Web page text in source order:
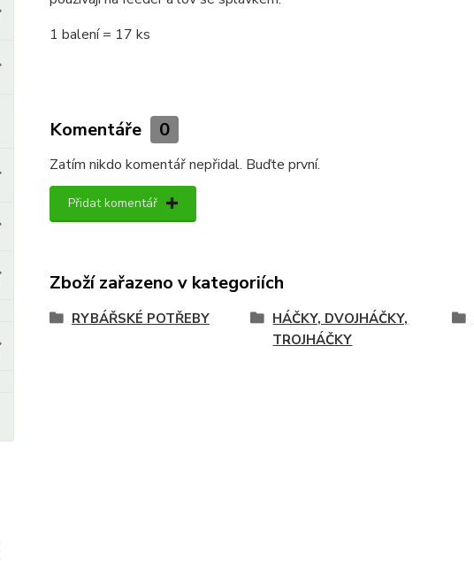
1 balení = 17 ks
Komentáře 0
Zatím nikdo komentář nepřidal. Buďte první.
Přidat komentář
Zboží zařazeno v kategoriích
RYBÁŘSKÉ POTŘEBY
HÁČKY, DVOJHÁČKY,
TROJHÁČKY